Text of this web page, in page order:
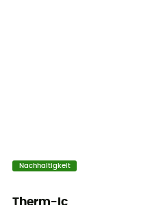
Nachhaltigkeit
Therm-Ic